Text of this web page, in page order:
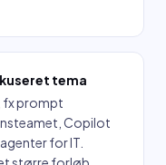
tema
fx prompt
Copilot
for IT.